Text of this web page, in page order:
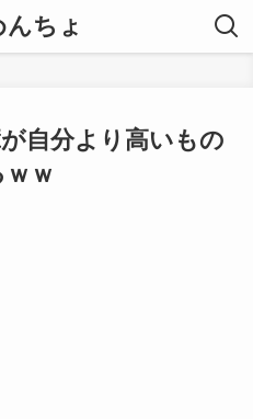
ちょ
自分より高いもの
ｗ